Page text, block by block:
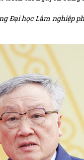
Đại học Lâm nghiệp